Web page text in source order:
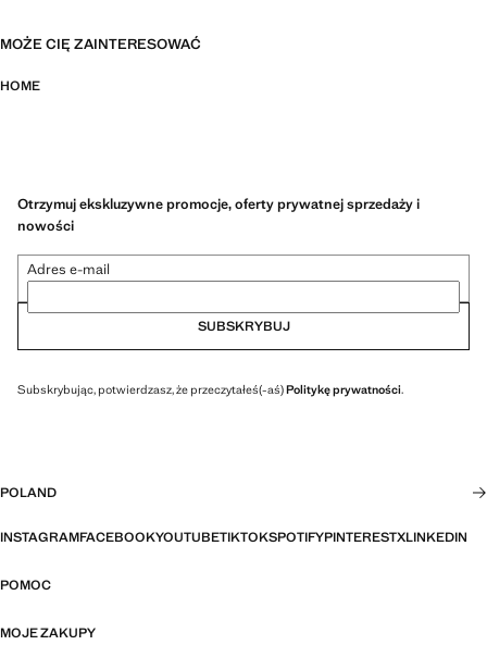
MOŻE CIĘ ZAINTERESOWAĆ
HOME
Otrzymuj ekskluzywne promocje, oferty prywatnej sprzedaży i
nowości
Adres e-mail
SUBSKRYBUJ
Subskrybując, potwierdzasz, że przeczytałeś(-aś)Politykę prywatności.
POLAND
INSTAGRAMFACEBOOKYOUTUBETIKTOKSPOTIFYPINTERESTXLINKEDIN
POMOC
MOJE ZAKUPY